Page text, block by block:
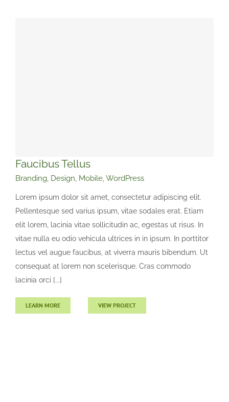
Branding Design Mobile WordPress
Faucibus Tellus
Branding, Design, Mobile,WordPress
Lorem ipsum dolor sit amet, consectetur adipiscing elit.
Pellentesque sed varius ipsum, vitae sodales erat. Etiam
elit lorem, lacinia vitae sollicitudin ac, egestas ut risus. In
vitae nulla eu odio vehicula ultrices in in ipsum. In porttitor
lectus vel augue faucibus, at viverra mauris bibendum. Ut
consequat at lorem non scelerisque. Cras commodo
lacinia orci [...]
LEARN MORE VIEW PROJECT